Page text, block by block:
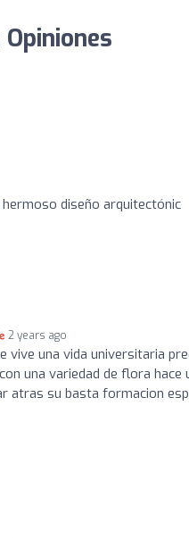
diseño arquitectónic
2 years ago
vive una vida universitaria
una variedad de flora hace
atras su basta formacion